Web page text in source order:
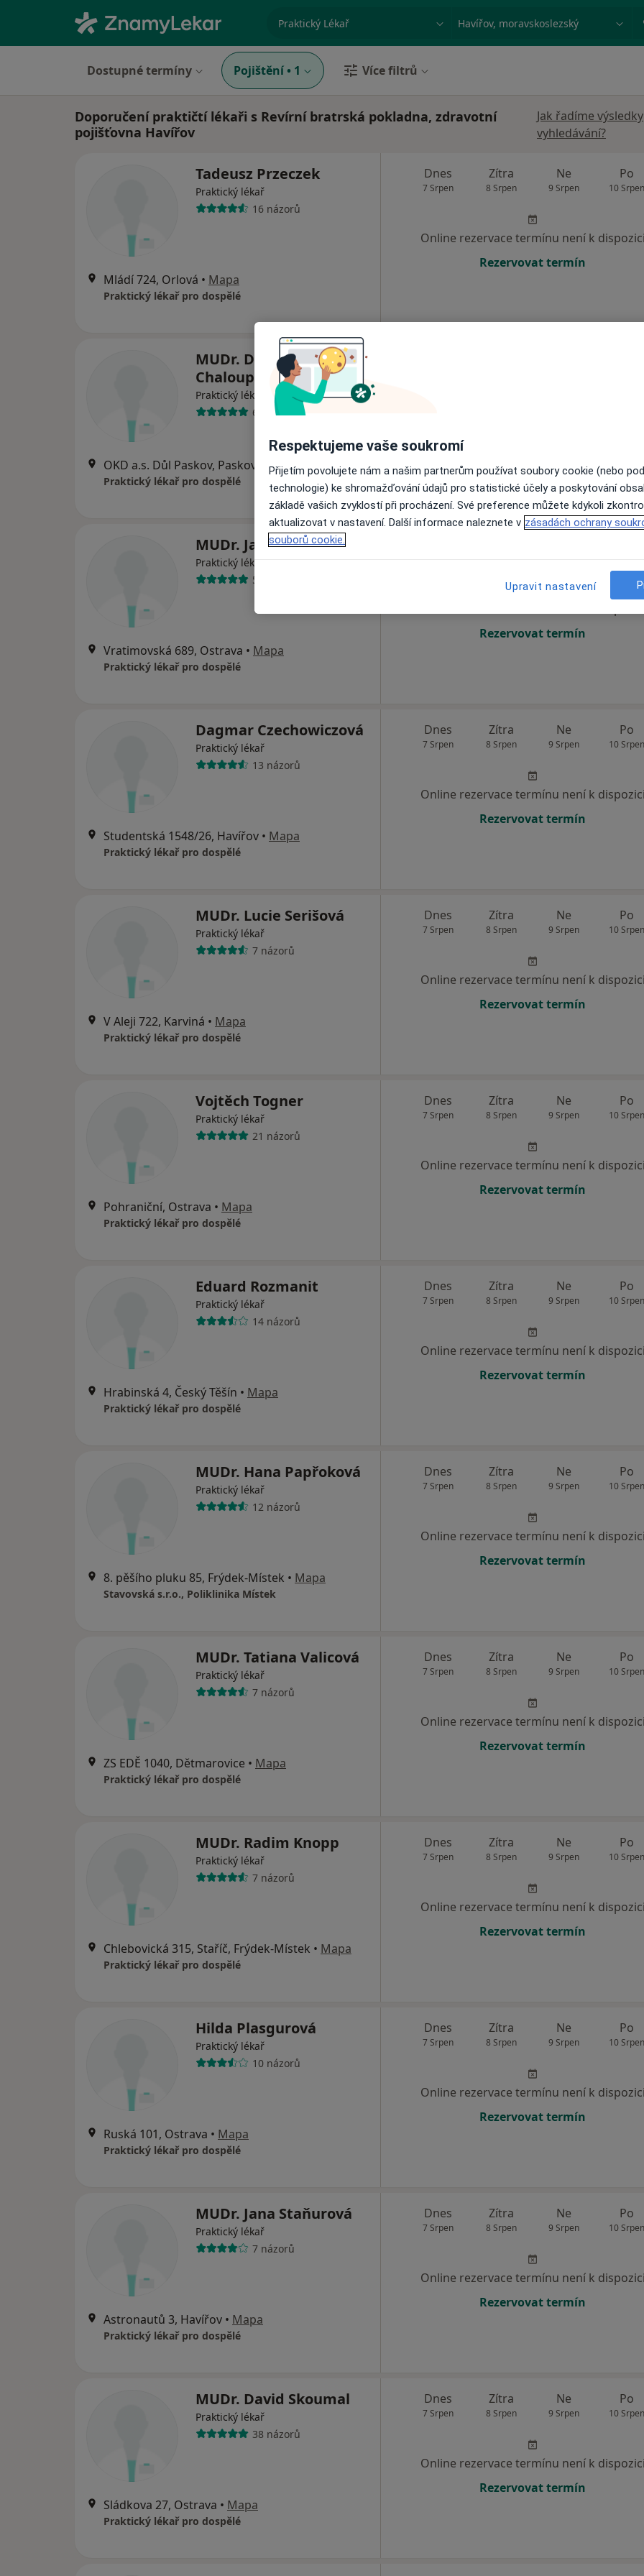
specializace, nemoc nebo příjmení Město nebo region
Dostupné termíny Pojištění • 1 Více filtrů
Doporučení praktičtí lékaři s Revírní bratrská pokladna, zdravotní
pojišťovna Havířov
Jak řadíme výsledky
vyhledávání?
Tadeusz Przeczek
Praktický lékař
16 názorů
Mládí 724, Orlová • Mapa
Praktický lékař pro dospělé
Dnes
7 Srpen
Zítra
8 Srpen
Ne
9 Srpen
Po
10 Srpen
Online rezervace termínu není k dispozici
Rezervovat termín
MUDr. Dalibor
Chaloupka
Praktický lékař
6 názorů
OKD a.s. Důl Paskov, Paskov Mapa
Praktický lékař pro dospělé
MUDr. Jan Birgus
Praktický lékař
5 názorů
Vratimovská 689, Ostrava • Mapa
Praktický lékař pro dospělé
Rezervovat termín
Dagmar Czechowiczová
Praktický lékař
13 názorů
Studentská 1548/26, Havířov • Mapa
Praktický lékař pro dospělé
Dnes
7 Srpen
Zítra
8 Srpen
Ne
9 Srpen
Po
10 Srpen
Online rezervace termínu není k dispozici
Rezervovat termín
MUDr. Lucie Serišová
Praktický lékař
7 názorů
V Aleji 722, Karviná • Mapa
Praktický lékař pro dospělé
Dnes
7 Srpen
Zítra
8 Srpen
Ne
9 Srpen
Po
10 Srpen
Online rezervace termínu není k dispozici
Rezervovat termín
Vojtěch Togner
Praktický lékař
21 názorů
Pohraniční, Ostrava • Mapa
Praktický lékař pro dospělé
Dnes
7 Srpen
Zítra
8 Srpen
Ne
9 Srpen
Po
10 Srpen
Online rezervace termínu není k dispozici
Rezervovat termín
Eduard Rozmanit
Praktický lékař
14 názorů
Hrabinská 4, Český Těšín • Mapa
Praktický lékař pro dospělé
Dnes
7 Srpen
Zítra
8 Srpen
Ne
9 Srpen
Po
10 Srpen
Online rezervace termínu není k dispozici
Rezervovat termín
MUDr. Hana Papřoková
Praktický lékař
12 názorů
8. pěšího pluku 85, Frýdek-Místek • Mapa
Stavovská s.r.o., Poliklinika Místek
Dnes
7 Srpen
Zítra
8 Srpen
Ne
9 Srpen
Po
10 Srpen
Online rezervace termínu není k dispozici
Rezervovat termín
MUDr. Tatiana Valicová
Praktický lékař
7 názorů
ZS EDĚ 1040, Dětmarovice • Mapa
Praktický lékař pro dospělé
Dnes
7 Srpen
Zítra
8 Srpen
Ne
9 Srpen
Po
10 Srpen
Online rezervace termínu není k dispozici
Rezervovat termín
MUDr. Radim Knopp
Praktický lékař
7 názorů
Chlebovická 315, Staříč, Frýdek-Místek • Mapa
Praktický lékař pro dospělé
Dnes
7 Srpen
Zítra
8 Srpen
Ne
9 Srpen
Po
10 Srpen
Online rezervace termínu není k dispozici
Rezervovat termín
Hilda Plasgurová
Praktický lékař
10 názorů
Ruská 101, Ostrava • Mapa
Praktický lékař pro dospělé
Dnes
7 Srpen
Zítra
8 Srpen
Ne
9 Srpen
Po
10 Srpen
Online rezervace termínu není k dispozici
Rezervovat termín
MUDr. Jana Staňurová
Praktický lékař
7 názorů
Astronautů 3, Havířov • Mapa
Praktický lékař pro dospělé
Dnes
7 Srpen
Zítra
8 Srpen
Ne
9 Srpen
Po
10 Srpen
Online rezervace termínu není k dispozici
Rezervovat termín
MUDr. David Skoumal
Praktický lékař
38 názorů
Sládkova 27, Ostrava • Mapa
Praktický lékař pro dospělé
Dnes
7 Srpen
Zítra
8 Srpen
Ne
9 Srpen
Po
10 Srpen
Online rezervace termínu není k dispozici
Rezervovat termín
Respektujeme vaše soukromí
Přijetím povolujete nám a našim partnerům používat soubory cookie (nebo
technologie) ke shromažďování údajů pro statistické účely a poskytování
základě vašich zvyklostí při procházení. Své preference můžete kdykoli
aktualizovat v nastavení. Další informace naleznete v zásadách ochrany
souborů cookie.
Upravit nastavení